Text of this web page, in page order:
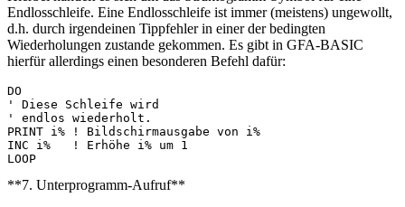
Endlosschleife. Eine Endlosschleife ist immer (meistens) ungewollt,
d.h. durch irgendeinen Tippfehler in einer der bedingten
Wiederholungen zustande gekommen. Es gibt in GFA-BASIC
hierfür allerdings einen besonderen Befehl dafür:
DO
' Diese Schleife wird
' endlos wiederholt.
PRINT i% ! Bildschirmausgabe von i%
INC i%   ! Erhöhe i% um 1
**7. Unterprogramm-Aufruf**